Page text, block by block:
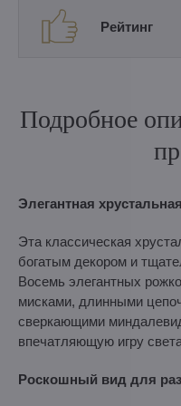
Рейтинг
Подробное
Элегантная
Эта классическая
богатым декором и
Восемь элегантных
мисками, длинными
сверкающими
впечатляющую игру
Роскошный вид для